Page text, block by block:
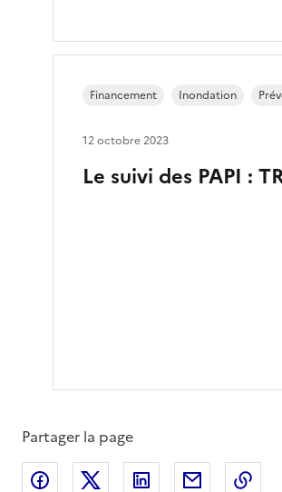
Le suivi des PAPI :
Financement Inondation
12 octobre 2023
Partager la page
Partager sur Facebook
Partager sur XPartager surPartager